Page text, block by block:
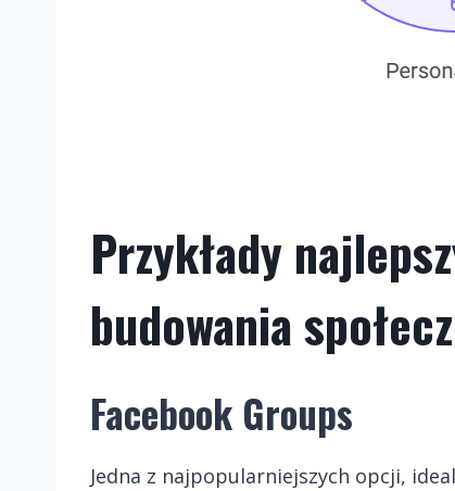
Przykłady
budowania
Facebook Groups
Jedna z najpopularniejszych opcji,